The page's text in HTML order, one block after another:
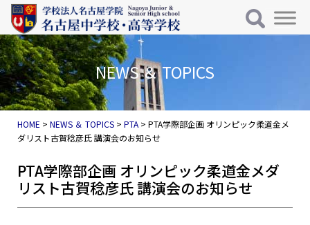
コンテンツへスキップ
メインナビゲーション
NEWS ＆ TOPICS
HOME >NEWS ＆ TOPICS >PTA >PTA学際部企画 オリンピック柔道金メ
ダリスト古賀稔彦氏 講演会のお知らせ
PTA学際部企画 オリンピック柔道金メダ
リスト古賀稔彦氏 講演会のお知らせ